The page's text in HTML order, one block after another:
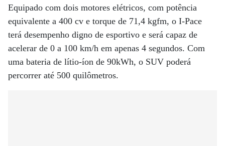
Equipado com dois motores elétricos, com potência
equivalente a 400 cv e torque de 71,4 kgfm, o I-Pace
terá desempenho digno de esportivo e será capaz de
acelerar de 0 a 100 km/h em apenas 4 segundos. Com
uma bateria de lítio-íon de 90kWh, o SUV poderá
percorrer até 500 quilômetros.